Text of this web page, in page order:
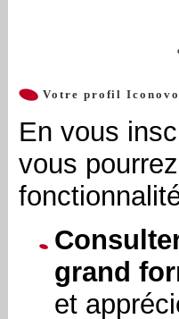
Votre profil
En vous
vous
grand
et